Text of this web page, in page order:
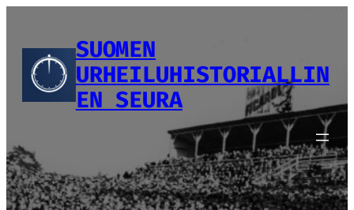
SUOMEN
URHEILUHISTORIALLIN
EN SEURA